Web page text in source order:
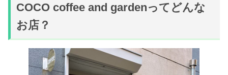
COCO coffee and gardenってどんな
お店？